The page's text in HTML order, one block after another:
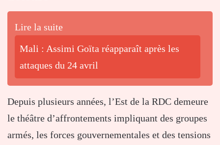
Lire la suite
Mali : Assimi Goïta réapparaît après les
attaques du 24 avril
Depuis plusieurs années, l’Est de la RDC demeure
le théâtre d’affrontements impliquant des groupes
armés, les forces gouvernementales et des tensions